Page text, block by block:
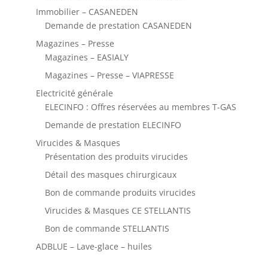
Immobilier – CASANEDEN
Demande de prestation CASANEDEN
Magazines – Presse
Magazines – EASIALY
Magazines – Presse – VIAPRESSE
Electricité générale
ELECINFO : Offres réservées au membres T-GAS
Demande de prestation ELECINFO
Virucides & Masques
Présentation des produits virucides
Détail des masques chirurgicaux
Bon de commande produits virucides
Virucides & Masques CE STELLANTIS
Bon de commande STELLANTIS
ADBLUE – Lave-glace – huiles